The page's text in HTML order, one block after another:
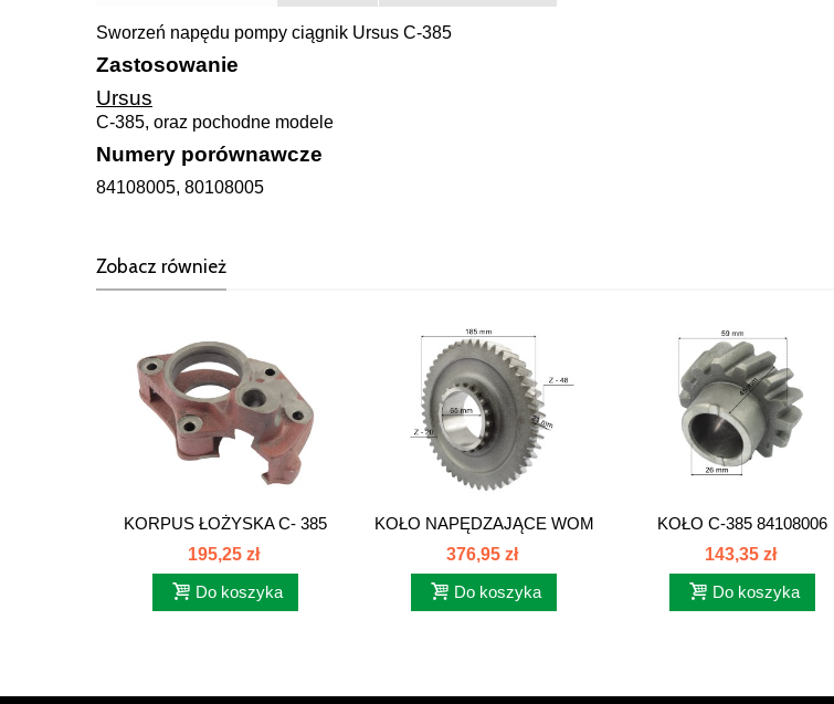
Sworzeń napędu pompy ciągnik Ursus C-385
Zastosowanie
Ursus
C-385, oraz pochodne modele
Numery porównawcze
84108005, 80108005
Zobacz również
KORPUS ŁOŻYSKA C- 385
84108002
195,25 zł
Do koszyka
KOŁO NAPĘDZAJĄCE WOM
48Z prawe...
376,95 zł
Do koszyka
KOŁO C-385 84108006
143,35 zł
Do koszyka